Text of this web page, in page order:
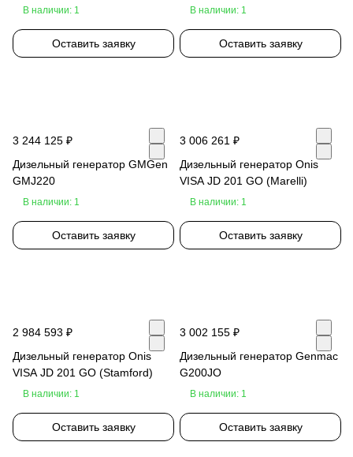
В наличии: 1
Оставить заявку
В наличии: 1
Оставить заявку
3 244 125 ₽
Дизельный генератор GMGen
GMJ220
В наличии: 1
Оставить заявку
3 006 261 ₽
Дизельный генератор Onis
VISA JD 201 GO (Marelli)
В наличии: 1
Оставить заявку
2 984 593 ₽
Дизельный генератор Onis
VISA JD 201 GO (Stamford)
В наличии: 1
Оставить заявку
3 002 155 ₽
Дизельный генератор Genmac
G200JO
В наличии: 1
Оставить заявку